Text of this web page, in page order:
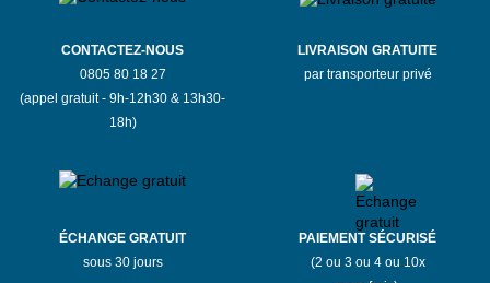
CONTACTEZ-NOUS
0805 80 18 27
(appel gratuit - 9h-12h30 & 13h30-
18h)
LIVRAISON GRATUITE
par transporteur privé
ÉCHANGE GRATUIT
sous 30 jours
PAIEMENT SÉCURISÉ
(2 ou 3 ou 4 ou 10x